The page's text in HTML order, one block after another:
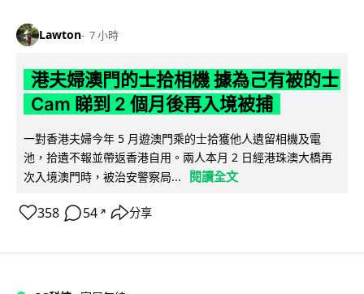
Lawton 7 小時
港夫婦澳門的士拾相機 據為己有被的士
Cam 睇到 2 個月後再入境被捕
一對香港夫婦今年 5 月遊澳門乘的士拾獲他人遺留相機及電
池，拾遺不報並帶返香港自用。兩人本月 2 日經港珠澳大橋再
次入境澳門時，被治安警察局...
閱讀全文
358 54 ↗ 分享